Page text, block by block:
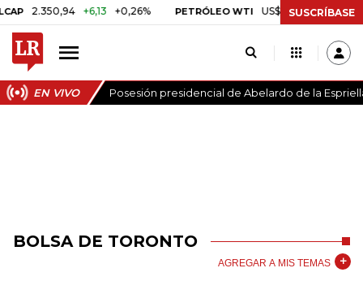
2.350,94 +6,13 +0,26% PETRÓLEO WTI US$ 78,01 US$ 2,92
SUSCRÍBASE
EN VIVO Posesión presidencial de Abelardo de la
BOLSA DE TORONTO
AGREGAR A MIS TEMAS